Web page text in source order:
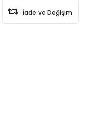
İade ve Değişim